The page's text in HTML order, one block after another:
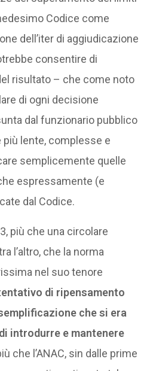
Codice come
dell’iter di aggiudicazione
consentire di
risultato – che come noto
di ogni decisione
dal funzionario pubblico
lente, complesse e
semplicemente quelle
espressamente (e
dal Codice.
più che una circolare
l’altro, che la norma
nel suo tenore
di ripensamento
che si era
introdurre e mantenere
che l’ANAC, sin dalle prime